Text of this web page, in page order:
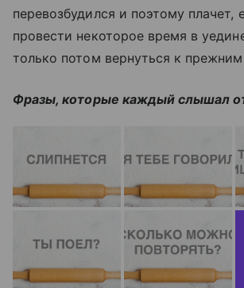
перевозбудился и поэтому плачет,
провести некоторое время в
только потом вернуться к
Фразы, которые каждый слышал